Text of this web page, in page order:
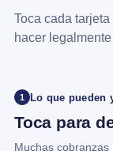
Toca cada
hacer
1 Lo que pueden
Toca para
Muchas cobranzas